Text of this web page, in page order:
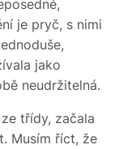
je pryč, s nimi
jako
neudržitelná.
třídy, začala
Musím říct, že